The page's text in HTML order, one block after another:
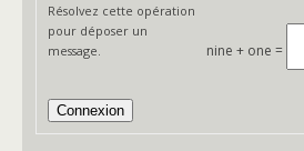
Résolvez cette opération
pour déposer un
message.
nine + one =
Connexion